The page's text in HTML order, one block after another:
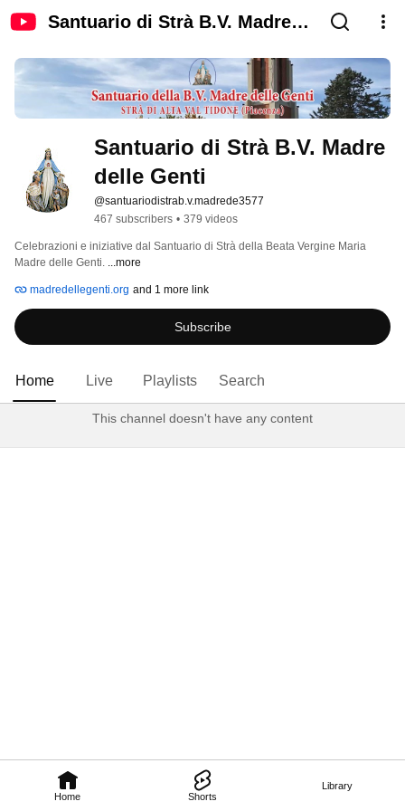
Santuario di Strà B.V. Madre
Home Shorts
Library
Santuario di Strà B.V. Madre
delle Genti
@santuariodistrab.v.madrede3577
467 subscribers • 379 videos
Celebrazioni e iniziative dal Santuario di Strà della Beata Vergine Maria
Madre delle Genti. ...more
madredellegenti.org and 1 more link
Subscribe
Home Live Playlists Search
This channel doesn't have any content